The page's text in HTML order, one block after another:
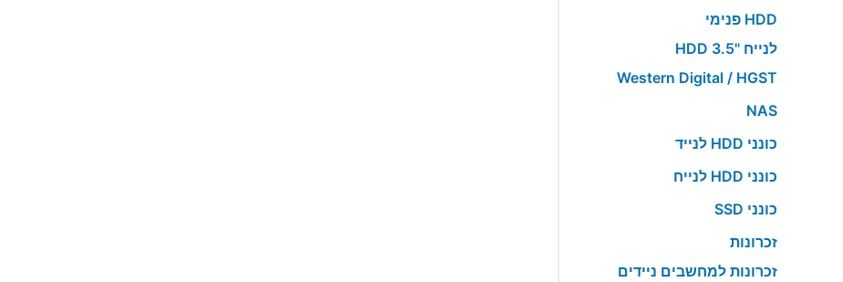
HDD פנימי
לנייח "HDD 3.5
Western Digital / HGST
NAS
כונני HDD לנייד
כונני HDD לנייח
כונני SSD
זכרונות
זכרונות למחשבים ניידים